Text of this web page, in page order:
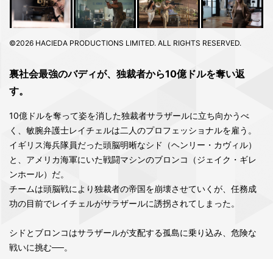
©2026 HACIEDA PRODUCTIONS LIMITED. ALL RIGHTS RESERVED.
裏社会最強のバディが、独裁者から10億ドルを奪い返
す。
10億ドルを奪って姿を消した独裁者サラザールに立ち向かうべ
く、敏腕弁護士レイチェルは二人のプロフェッショナルを雇う。
イギリス海兵隊員だった頭脳明晰なシド（ヘンリー・カヴィル）
と、アメリカ海軍にいた戦闘マシンのブロンコ（ジェイク・ギレ
ンホール）だ。
チームは頭脳戦により独裁者の帝国を崩壊させていくが、任務成
功の目前でレイチェルがサラザールに誘拐されてしまった。
シドとブロンコはサラザールが支配する孤島に乗り込み、危険な
戦いに挑む──。